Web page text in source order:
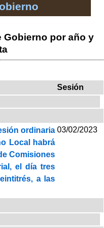
por año y
Sesión
ordinaria
Local habrá
Comisiones
el día tres
a las
03/02/2023